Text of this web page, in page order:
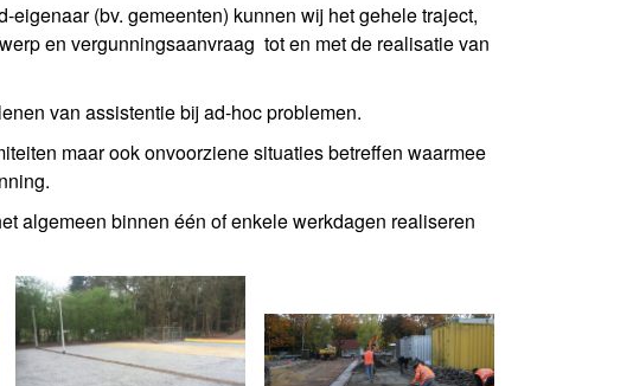
(bv. gemeenten) kunnen wij het gehele traject,
en vergunningsaanvraag tot en met de realisatie van
van assistentie bij ad-hoc problemen.
maar ook onvoorziene situaties betreffen waarmee
algemeen binnen één of enkele werkdagen realiseren